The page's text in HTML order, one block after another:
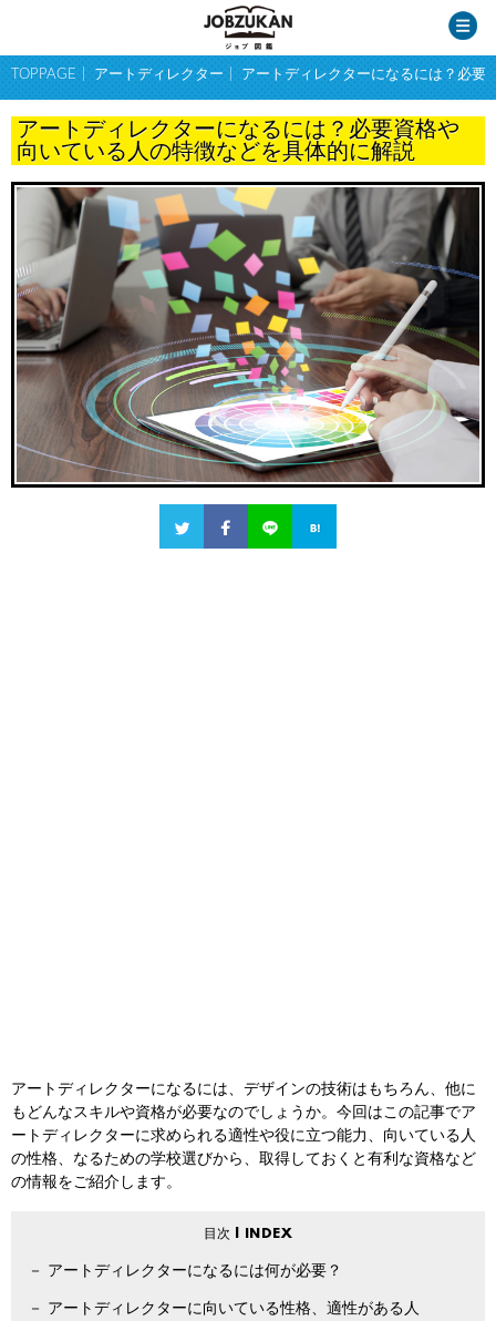
TOPPAGE アートディレクター アートディレクターになるには？必要
アートディレクターになるには？必要資格や
向いている人の特徴などを具体的に解説
アートディレクターになるには、デザインの技術はもちろん、他に
もどんなスキルや資格が必要なのでしょうか。今回はこの記事でア
ートディレクターに求められる適性や役に立つ能力、向いている人
の性格、なるための学校選びから、取得しておくと有利な資格など
の情報をご紹介します。
アートディレクターになるには何が必要？
アートディレクターに向いている性格、適性がある人